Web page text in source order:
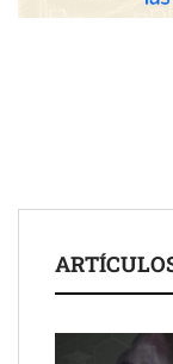
UrbanPay lanza